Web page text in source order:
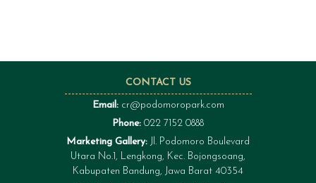
CONTACT US
Email: cr@podomoropark.com
Phone: 022 7152 0888
Marketing Gallery: Jl. Podomoro Boulevard
Utara No.1, Lengkong, Kec. Bojongsoang,
Kabupaten Bandung, Jawa Barat 40354